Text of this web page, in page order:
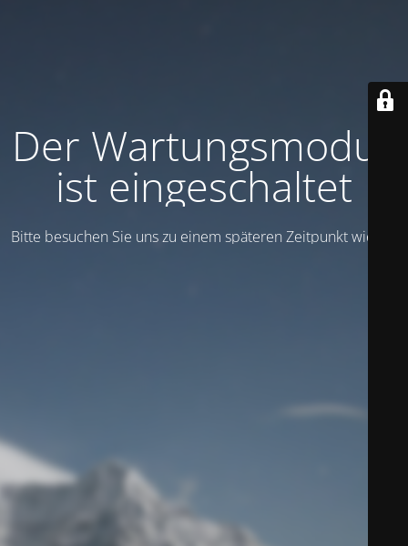
Der Wartungsmodus
ist eingeschaltet
Bitte besuchen Sie uns zu einem späteren Zeitpunkt wieder